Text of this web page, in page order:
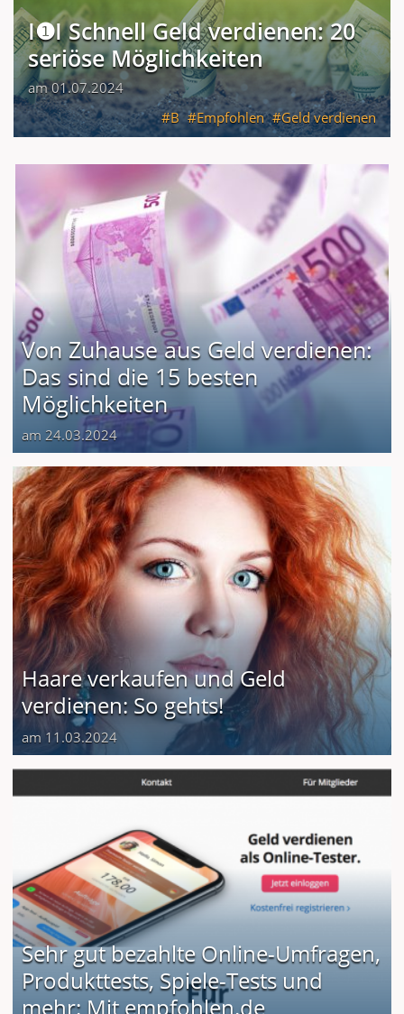
I❶I Schnell Geld verdienen: 20
seriöse Möglichkeiten
am 01.07.2024
B
Empfohlen Geld verdienen
Von Zuhause aus Geld verdienen:
Das sind die 15 besten
Möglichkeiten
am 24.03.2024
Haare verkaufen und Geld
verdienen: So gehts!
am 11.03.2024
Sehr gut bezahlte Online-Umfragen,
Produkttests, Spiele-Tests und
mehr: Mit empfohlen.de